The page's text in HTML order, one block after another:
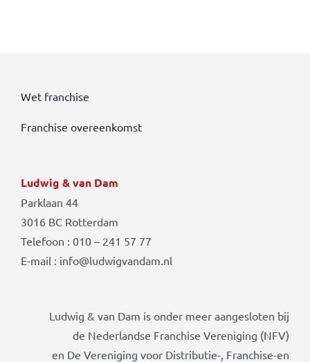
Wet franchise
Franchise overeenkomst
Ludwig & van Dam
Parklaan 44
3016 BC Rotterdam
Telefoon : 010 – 241 57 77
E-mail : info@ludwigvandam.nl
Ludwig & van Dam is onder meer aangesloten bij
de Nederlandse Franchise Vereniging (NFV)
en De Vereniging voor Distributie-, Franchise-en